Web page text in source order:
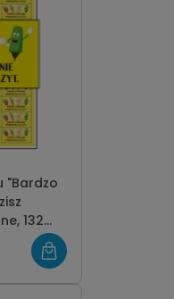
"Bardzo
132